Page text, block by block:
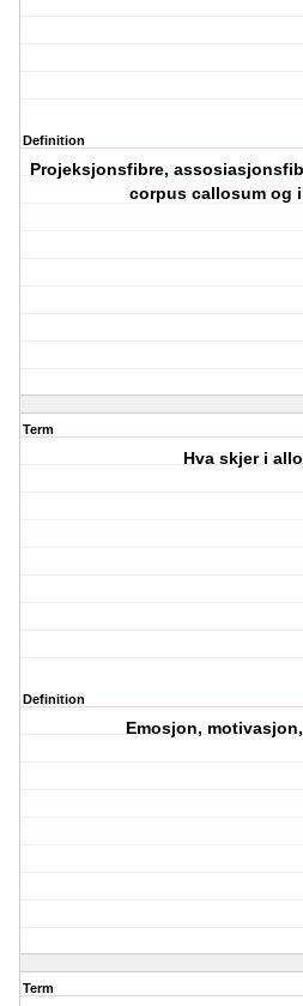
Definition
Projeksjonsfibre,
corpus callosum og
Term
Hva skjer i
Definition
Emosjon,
Term